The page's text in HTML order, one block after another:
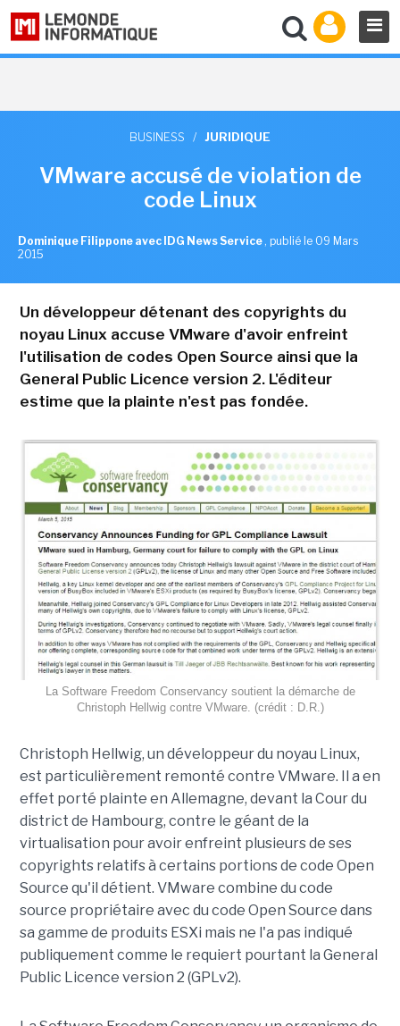
BUSINESS / JURIDIQUE
VMware accusé de violation de
code Linux
Dominique Filippone avec IDG News Service , publié le 09 Mars
2015
Un développeur détenant des copyrights du
noyau Linux accuse VMware d'avoir enfreint
l'utilisation de codes Open Source ainsi que la
General Public Licence version 2. L'éditeur
estime que la plainte n'est pas fondée.
La Software Freedom Conservancy soutient la démarche de
Christoph Hellwig contre VMware. (crédit : D.R.)
Christoph Hellwig, un développeur du noyau Linux,
est particulièrement remonté contre VMware. Il a en
effet porté plainte en Allemagne, devant la Cour du
district de Hambourg, contre le géant de la
virtualisation pour avoir enfreint plusieurs de ses
copyrights relatifs à certains portions de code Open
Source qu'il détient. VMware combine du code
source propriétaire avec du code Open Source dans
sa gamme de produits ESXi mais ne l'a pas indiqué
publiquement comme le requiert pourtant la General
Public Licence version 2 (GPLv2).